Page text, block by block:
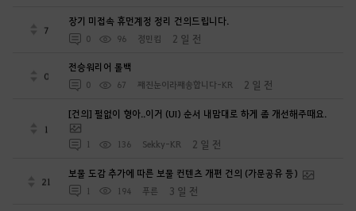
7
장기 미접속 휴먼계정 정리 건의드립니다.
0 96 정민킴 2 일 전
0
전승워리어 롤백
0 67 째진눈이라째송합니다-KR 2 일 전
1
[건의] 펄없이 형아..이거 (UI) 순서 내맘대로 하게 좀 개선해주때요.
1 136 Sekky-KR 2 일 전
21
보물 도감 추가에 따른 보물 컨텐츠 개편 건의 (가문공유 등)
1 194 푸른 3 일 전